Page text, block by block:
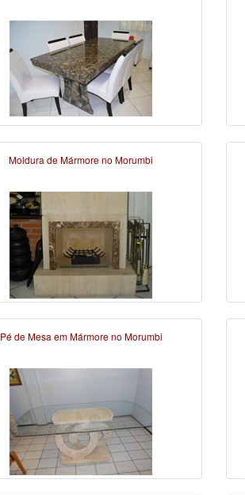
Moldura de Mármore no Morumbi
Pé de Mesa em Mármore no Morumbi